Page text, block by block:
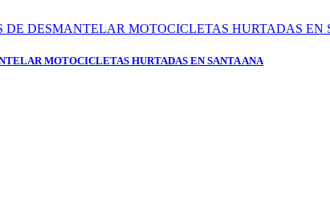
MOTOCICLETAS HURTADAS EN SANTA ANA